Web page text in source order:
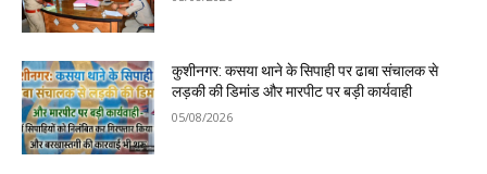
कुशीनगर: कसया थाने के सिपाही पर ढाबा संचालक से
लड़की की डिमांड और मारपीट पर बड़ी कार्यवाही
05/08/2026